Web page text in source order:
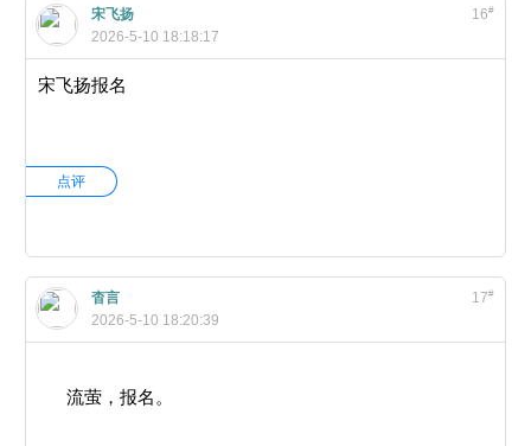
16#
宋飞扬
2026-5-10 18:18:17
宋飞扬报名
点评
17#
杳言
2026-5-10 18:20:39
流萤，报名。